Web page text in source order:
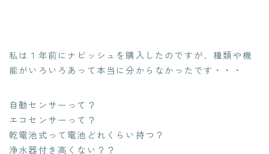
私は１年前にナビッシュを購入したのですが、種類や機
能がいろいろあって本当に分からなかったです・・・
自動センサーって？
エコセンサーって？
乾電池式って電池どれくらい持つ？
浄水器付き高くない？？